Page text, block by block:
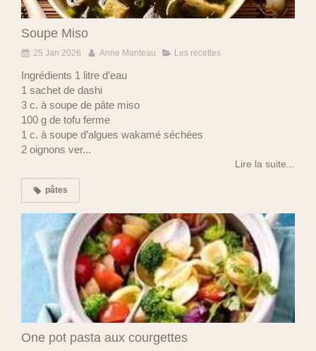
Soupe Miso
25 Jan 2026 Anne Manteau Les recettes
Ingrédients 1 litre d’eau
1 sachet de dashi
3 c. à soupe de pâte miso
100 g de tofu ferme
1 c. à soupe d’algues wakamé séchées
2 oignons ver...
Lire la suite...
pâtes
One pot pasta aux courgettes